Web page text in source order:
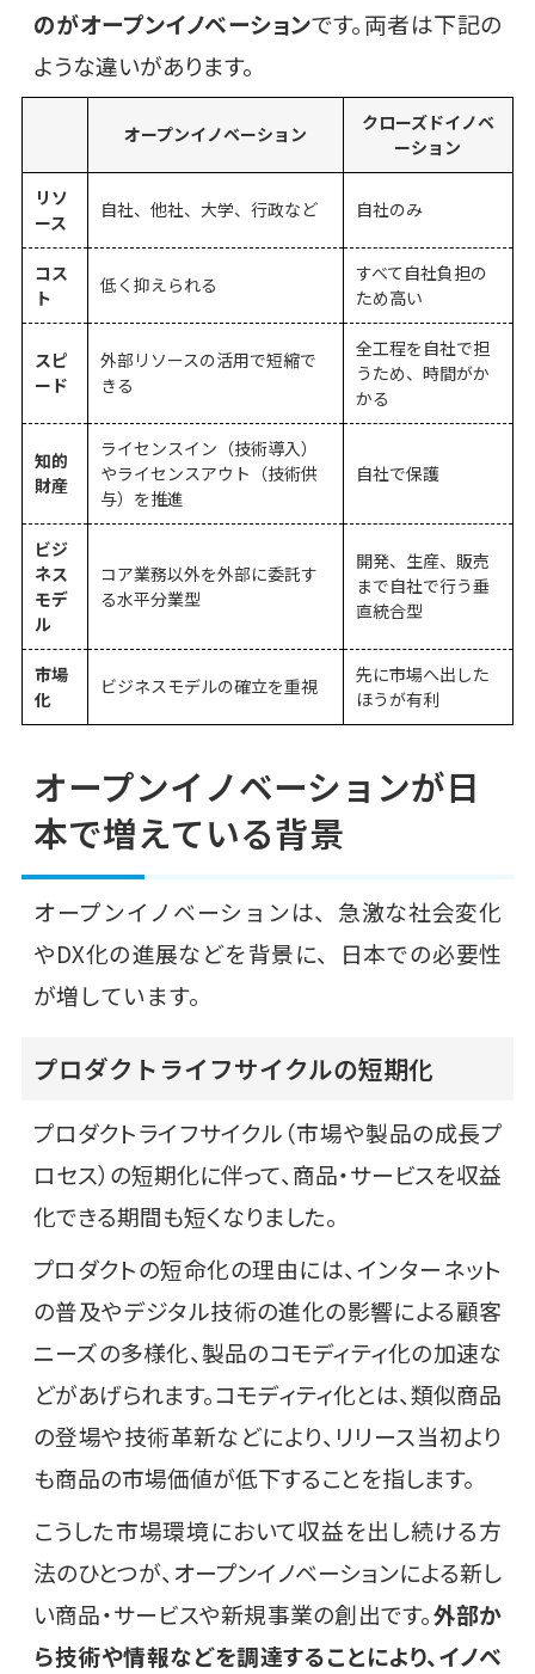
のがオープンイノベーションです。両者は下記の
ような違いがあります。
オープンイノベーション
クローズドイノベ
ーション
リソ
ース
自社、他社、大学、行政など 自社のみ
コス
ト
低く抑えられる
すべて自社負担の
ため高い
スピ
ード
外部リソースの活用で短縮で
きる
全工程を自社で担
うため、時間がか
かる
知的
財産
ライセンスイン（技術導入）
やライセンスアウト（技術供
与）を推進
自社で保護
ビジ
ネス
モデ
ル
コア業務以外を外部に委託す
る水平分業型
開発、生産、販売
まで自社で行う垂
直統合型
市場
化
ビジネスモデルの確立を重視
先に市場へ出した
ほうが有利
オープンイノベーションが日
本で増えている背景
オープンイノベーションは、急激な社会変化
やDX化の進展などを背景に、日本での必要性
が増しています。
プロダクトライフサイクルの短期化
プロダクトライフサイクル（市場や製品の成長プ
ロセス）の短期化に伴って、商品・サービスを収益
化できる期間も短くなりました。
プロダクトの短命化の理由には、インターネット
の普及やデジタル技術の進化の影響による顧客
ニーズの多様化、製品のコモディティ化の加速な
どがあげられます。コモディティ化とは、類似商品
の登場や技術革新などにより、リリース当初より
も商品の市場価値が低下することを指します。
こうした市場環境において収益を出し続ける方
法のひとつが、オープンイノベーションによる新し
い商品・サービスや新規事業の創出です。外部か
ら技術や情報などを調達することにより、イノベ